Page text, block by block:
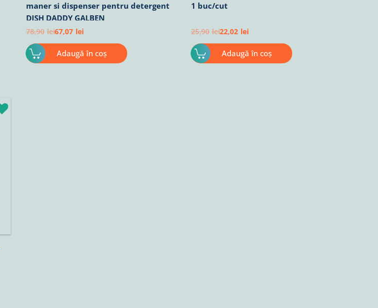
maner si dispenser pentru detergent
DISH DADDY GALBEN
78,90 lei67,07 lei
Adaugă în coș
1 buc/cut
25,90 lei22,02 lei
Adaugă în coș